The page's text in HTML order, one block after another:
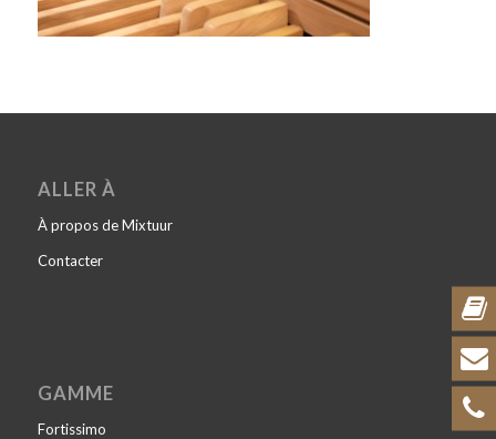
ALLER À
À propos de Mixtuur
Contacter
GAMME
Fortissimo